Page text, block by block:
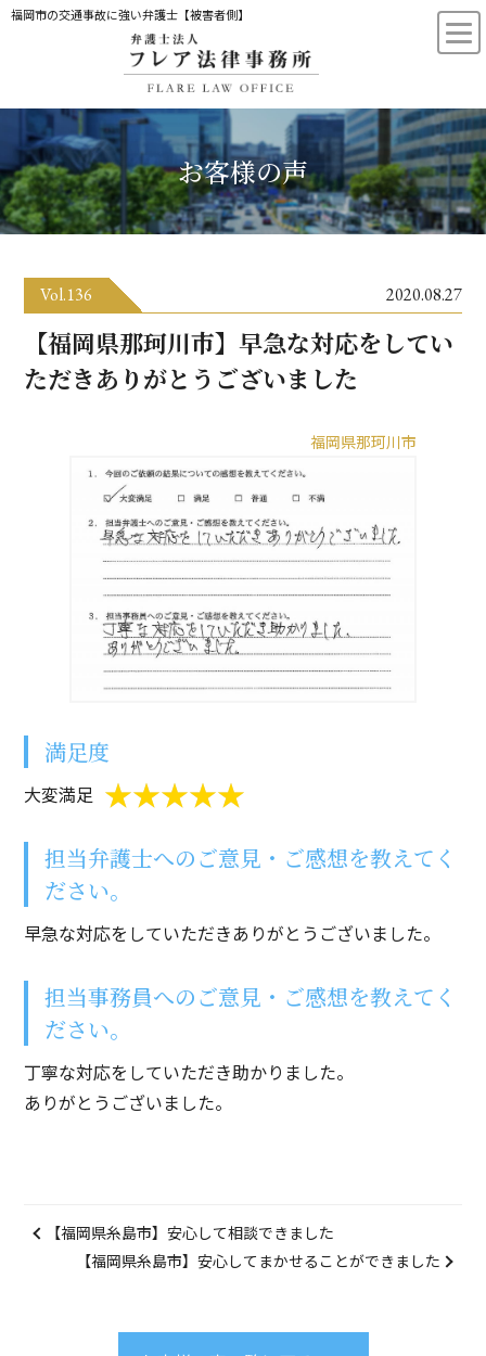
福岡市の交通事故に強い弁護士【被害者側】
お客様の声
Vol.136 2020.08.27
【福岡県那珂川市】早急な対応をしてい
ただきありがとうございました
福岡県那珂川市
満足度
大変満足
担当弁護士へのご意見・ご感想を教えてく
ださい。
早急な対応をしていただきありがとうございました。
担当事務員へのご意見・ご感想を教えてく
ださい。
丁寧な対応をしていただき助かりました。
ありがとうございました。
【福岡県糸島市】安心して相談できました
【福岡県糸島市】安心してまかせることができました